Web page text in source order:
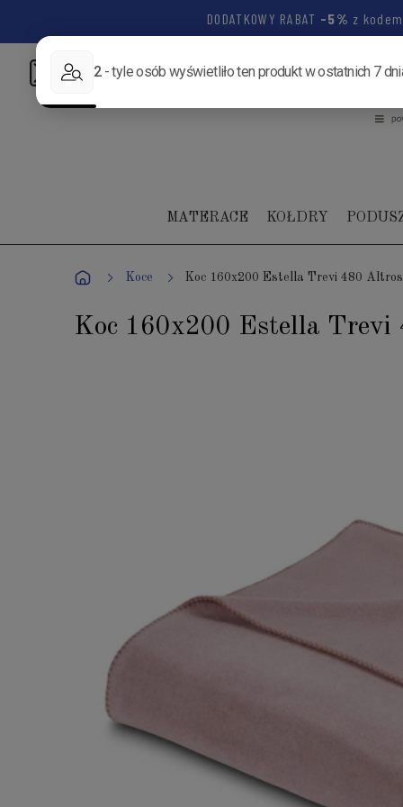
DODATKOWY RABAT -5% z
Napisz:biuro@luksusowysen.pl Zadzwoń:+48 502
MATERACE KOŁDRY
Koce Koc 160x200 Estella Trevi 480
Koc 160x200 Estella Trevi